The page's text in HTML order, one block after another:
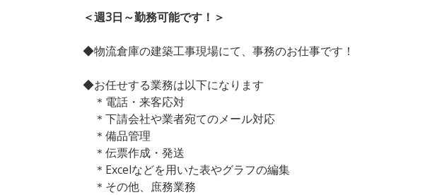
＜週3日～勤務可能です！＞
◆物流倉庫の建築工事現場にて、事務のお仕事です！
◆お任せする業務は以下になります
＊電話・来客応対
＊下請会社や業者宛てのメール対応
＊備品管理
＊伝票作成・発送
＊Excelなどを用いた表やグラフの編集
＊その他、庶務業務